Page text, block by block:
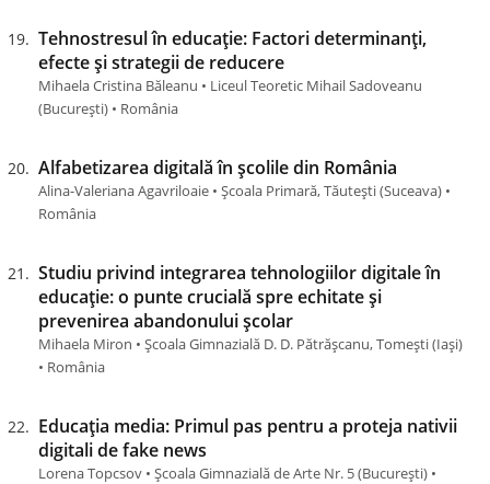
Tehnostresul în educație: Factori determinanți,
efecte și strategii de reducere
Mihaela Cristina Băleanu • Liceul Teoretic Mihail Sadoveanu
(Bucureşti) • România
Alfabetizarea digitală în școlile din România
Alina-Valeriana Agavriloaie • Școala Primară, Tăutești (Suceava) •
România
Studiu privind integrarea tehnologiilor digitale în
educație: o punte crucială spre echitate și
prevenirea abandonului școlar
Mihaela Miron • Școala Gimnazială D. D. Pătrășcanu, Tomești (Iaşi)
• România
Educația media: Primul pas pentru a proteja nativii
digitali de fake news
Lorena Topcsov • Școala Gimnazială de Arte Nr. 5 (Bucureşti) •